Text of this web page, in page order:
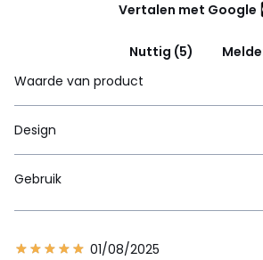
Vertalen met Google
Nuttig (5)
Waarde van product
Design
Gebruik
01/08/2025